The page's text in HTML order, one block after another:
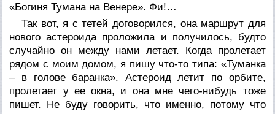
«Богиня Тумана на Венере». Фи!…
Так вот, я с тетей договорился, она маршрут для
нового астероида проложила и получилось, будто
случайно он между нами летает. Когда пролетает
рядом с моим домом, я пишу что-то типа: «Туманка
– в голове баранка». Астероид летит по орбите,
пролетает у ее окна, и она мне чего-нибудь тоже
пишет. Не буду говорить, что именно, потому что